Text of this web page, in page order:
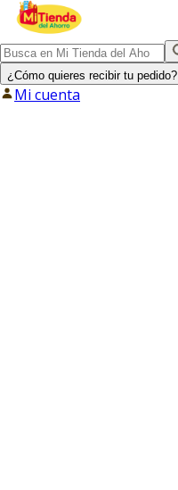
¿Cómo quieres recibir tu pedido?
Mi cuenta